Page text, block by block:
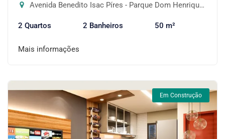
Avenida Benedito Isac Píres - Parque Dom Henrique, Embu das Artes-SP
2 Quartos 2 Banheiros 50 m²
Mais informações
Em Construção